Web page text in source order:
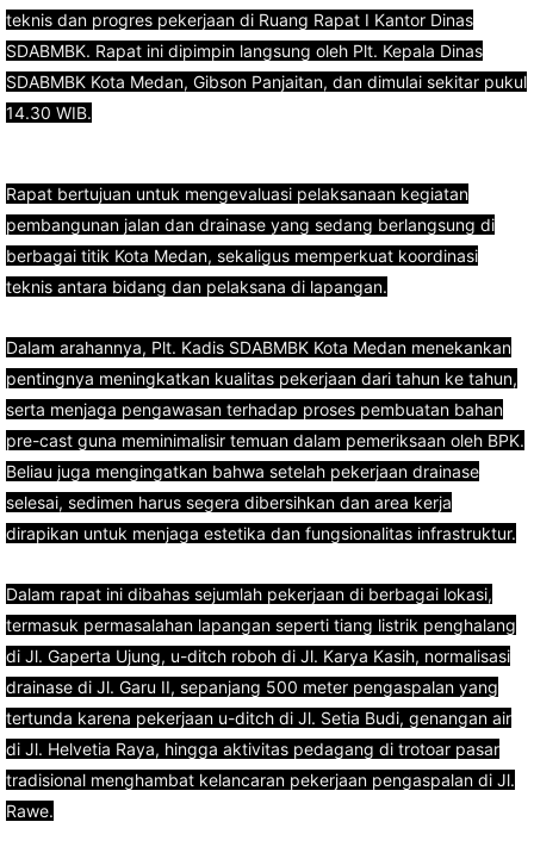
teknis dan progres pekerjaan di Ruang Rapat I Kantor Dinas
SDABMBK. Rapat ini dipimpin langsung oleh Plt. Kepala Dinas
SDABMBK Kota Medan, Gibson Panjaitan, dan dimulai sekitar pukul
14.30 WIB.
Rapat bertujuan untuk mengevaluasi pelaksanaan kegiatan
pembangunan jalan dan drainase yang sedang berlangsung di
berbagai titik Kota Medan, sekaligus memperkuat koordinasi
teknis antara bidang dan pelaksana di lapangan.
Dalam arahannya, Plt. Kadis SDABMBK Kota Medan menekankan
pentingnya meningkatkan kualitas pekerjaan dari tahun ke tahun,
serta menjaga pengawasan terhadap proses pembuatan bahan
pre-cast guna meminimalisir temuan dalam pemeriksaan oleh BPK.
Beliau juga mengingatkan bahwa setelah pekerjaan drainase
selesai, sedimen harus segera dibersihkan dan area kerja
dirapikan untuk menjaga estetika dan fungsionalitas infrastruktur.
Dalam rapat ini dibahas sejumlah pekerjaan di berbagai lokasi,
termasuk permasalahan lapangan seperti tiang listrik penghalang
di Jl. Gaperta Ujung, u-ditch roboh di Jl. Karya Kasih, normalisasi
drainase di Jl. Garu II, sepanjang 500 meter pengaspalan yang
tertunda karena pekerjaan u-ditch di Jl. Setia Budi, genangan air
di Jl. Helvetia Raya, hingga aktivitas pedagang di trotoar pasar
tradisional menghambat kelancaran pekerjaan pengaspalan di Jl.
Rawe.